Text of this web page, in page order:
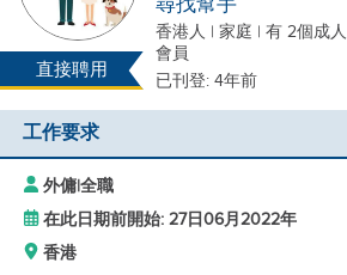
直接聘用
尋找幫手
香港人 | 家庭 | 有 2個成
會員
已刊登: 4年前
工作要求
外傭|全職
在此日期前開始: 27日06月2022年
香港